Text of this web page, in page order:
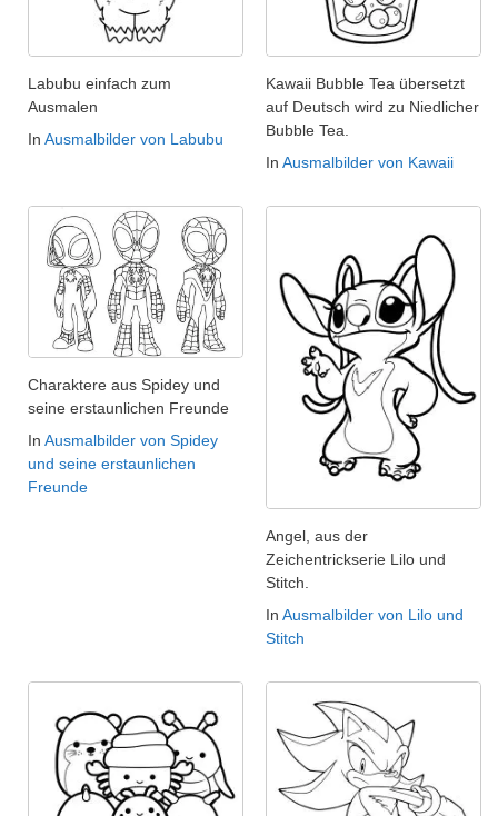
Labubu einfach zum
Ausmalen
In Ausmalbilder von Labubu
Kawaii Bubble Tea übersetzt
auf Deutsch wird zu Niedlicher
Bubble Tea.
In Ausmalbilder von Kawaii
Charaktere aus Spidey und
seine erstaunlichen Freunde
In Ausmalbilder von Spidey
und seine erstaunlichen
Freunde
Angel, aus der
Zeichentrickserie Lilo und
Stitch.
In Ausmalbilder von Lilo und
Stitch